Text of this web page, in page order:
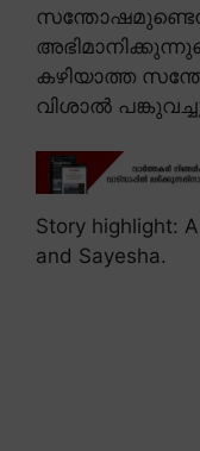
കഴിയാത്ത
വിശാൽ
Story highlight:
and Sayesha.